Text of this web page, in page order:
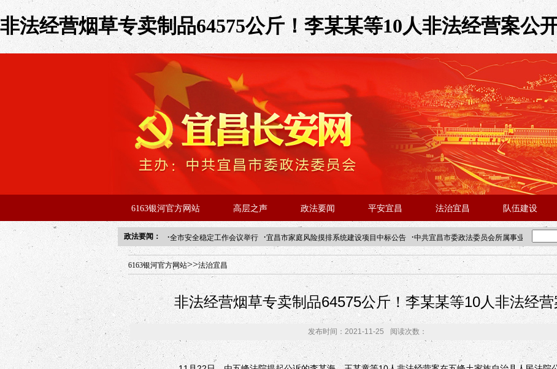
非法经营烟草专卖制品64575公斤！李某某等10人非法经营案公
6163银河官方网站 高层之声 政法要闻 平安宜昌 法治宜昌 队伍建设
政法要闻： ·全市安全稳定工作会议举行 ·宜昌市家庭风险摸排系统建设项目中标公告 ·中共宜昌市委政法委员会所属事业单位2025
年“招才兴业”事业单位人才引进·北京站人民大学入校工作提醒
6163银河官方网站>>法治宜昌
非法经营烟草专卖制品64575公斤！李某某等10人非法经
发布时间：2021-11-25 阅读次数：